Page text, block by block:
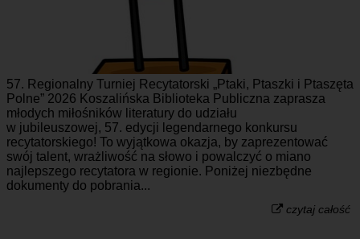
57. Regionalny Turniej Recytatorski „Ptaki, Ptaszki i Ptaszęta
Polne” 2026 Koszalińska Biblioteka Publiczna zaprasza
młodych miłośników literatury do udziału
w jubileuszowej, 57. edycji legendarnego konkursu
recytatorskiego! To wyjątkowa okazja, by zaprezentować
swój talent, wrażliwość na słowo i powalczyć o miano
najlepszego recytatora w regionie. Poniżej niezbędne
dokumenty do pobrania...
czytaj całość